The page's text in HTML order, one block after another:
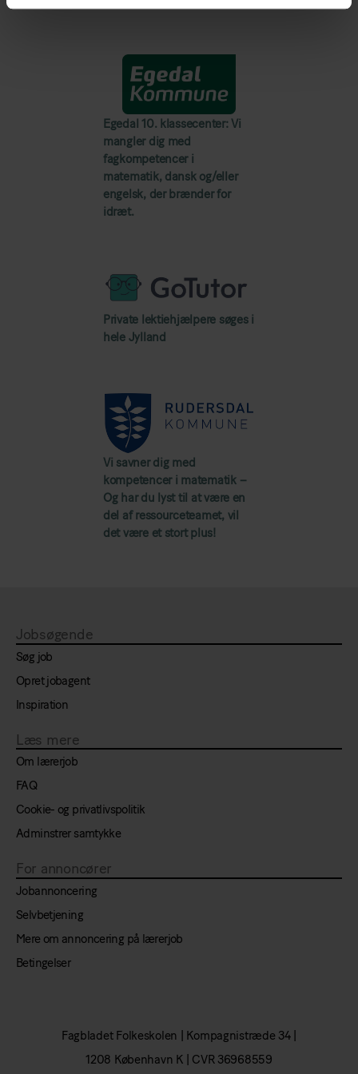
Egedal 10. klassecenter: Vi
mangler dig med
fagkompetencer i
matematik, dansk og/eller
engelsk, der brænder for
idræt.
Private lektiehjælpere søges i
hele Jylland
Vi savner dig med
kompetencer i matematik –
Og har du lyst til at være en
del af ressourceteamet, vil
det være et stort plus!
Jobsøgende
Søg job
Opret jobagent
Inspiration
Læs mere
Om lærerjob
FAQ
Cookie- og privatlivspolitik
Adminstrer samtykke
For annoncører
Jobannoncering
Selvbetjening
Mere om annoncering på lærerjob
Betingelser
Fagbladet Folkeskolen | Kompagnistræde 34|
1208 København K| CVR 36968559